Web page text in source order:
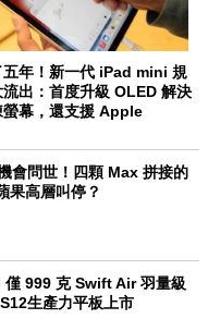
五年！新一代 iPad mini 規
流出：首度升級 OLED 解決
螢幕，還支援 Apple
會問世！四顆 Max 拼接的
果高層叫停？
999 克 Swift Air 羽量級
生產力平板上市